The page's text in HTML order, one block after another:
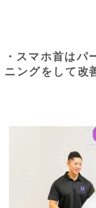
・スマホ首はパ
ニングをして改